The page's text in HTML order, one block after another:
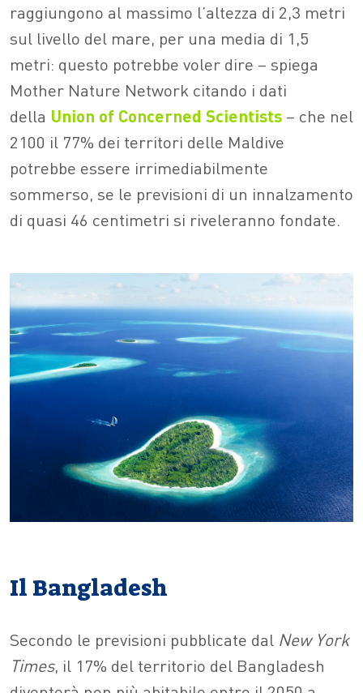
raggiungono al massimo l’altezza di 2,3 metri
sul livello del mare, per una media di 1,5
metri: questo potrebbe voler dire – spiega
Mother Nature Network citando i dati
della Union of Concerned Scientists – che nel
2100 il 77% dei territori delle Maldive
potrebbe essere irrimediabilmente
sommerso, se le previsioni di un innalzamento
di quasi 46 centimetri si riveleranno fondate.
Il Bangladesh
Secondo le previsioni pubblicate dal New York
Times, il 17% del territorio del Bangladesh